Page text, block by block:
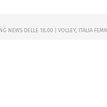
NEWS DELLE 18.00 | VOLLEY, ITALIA